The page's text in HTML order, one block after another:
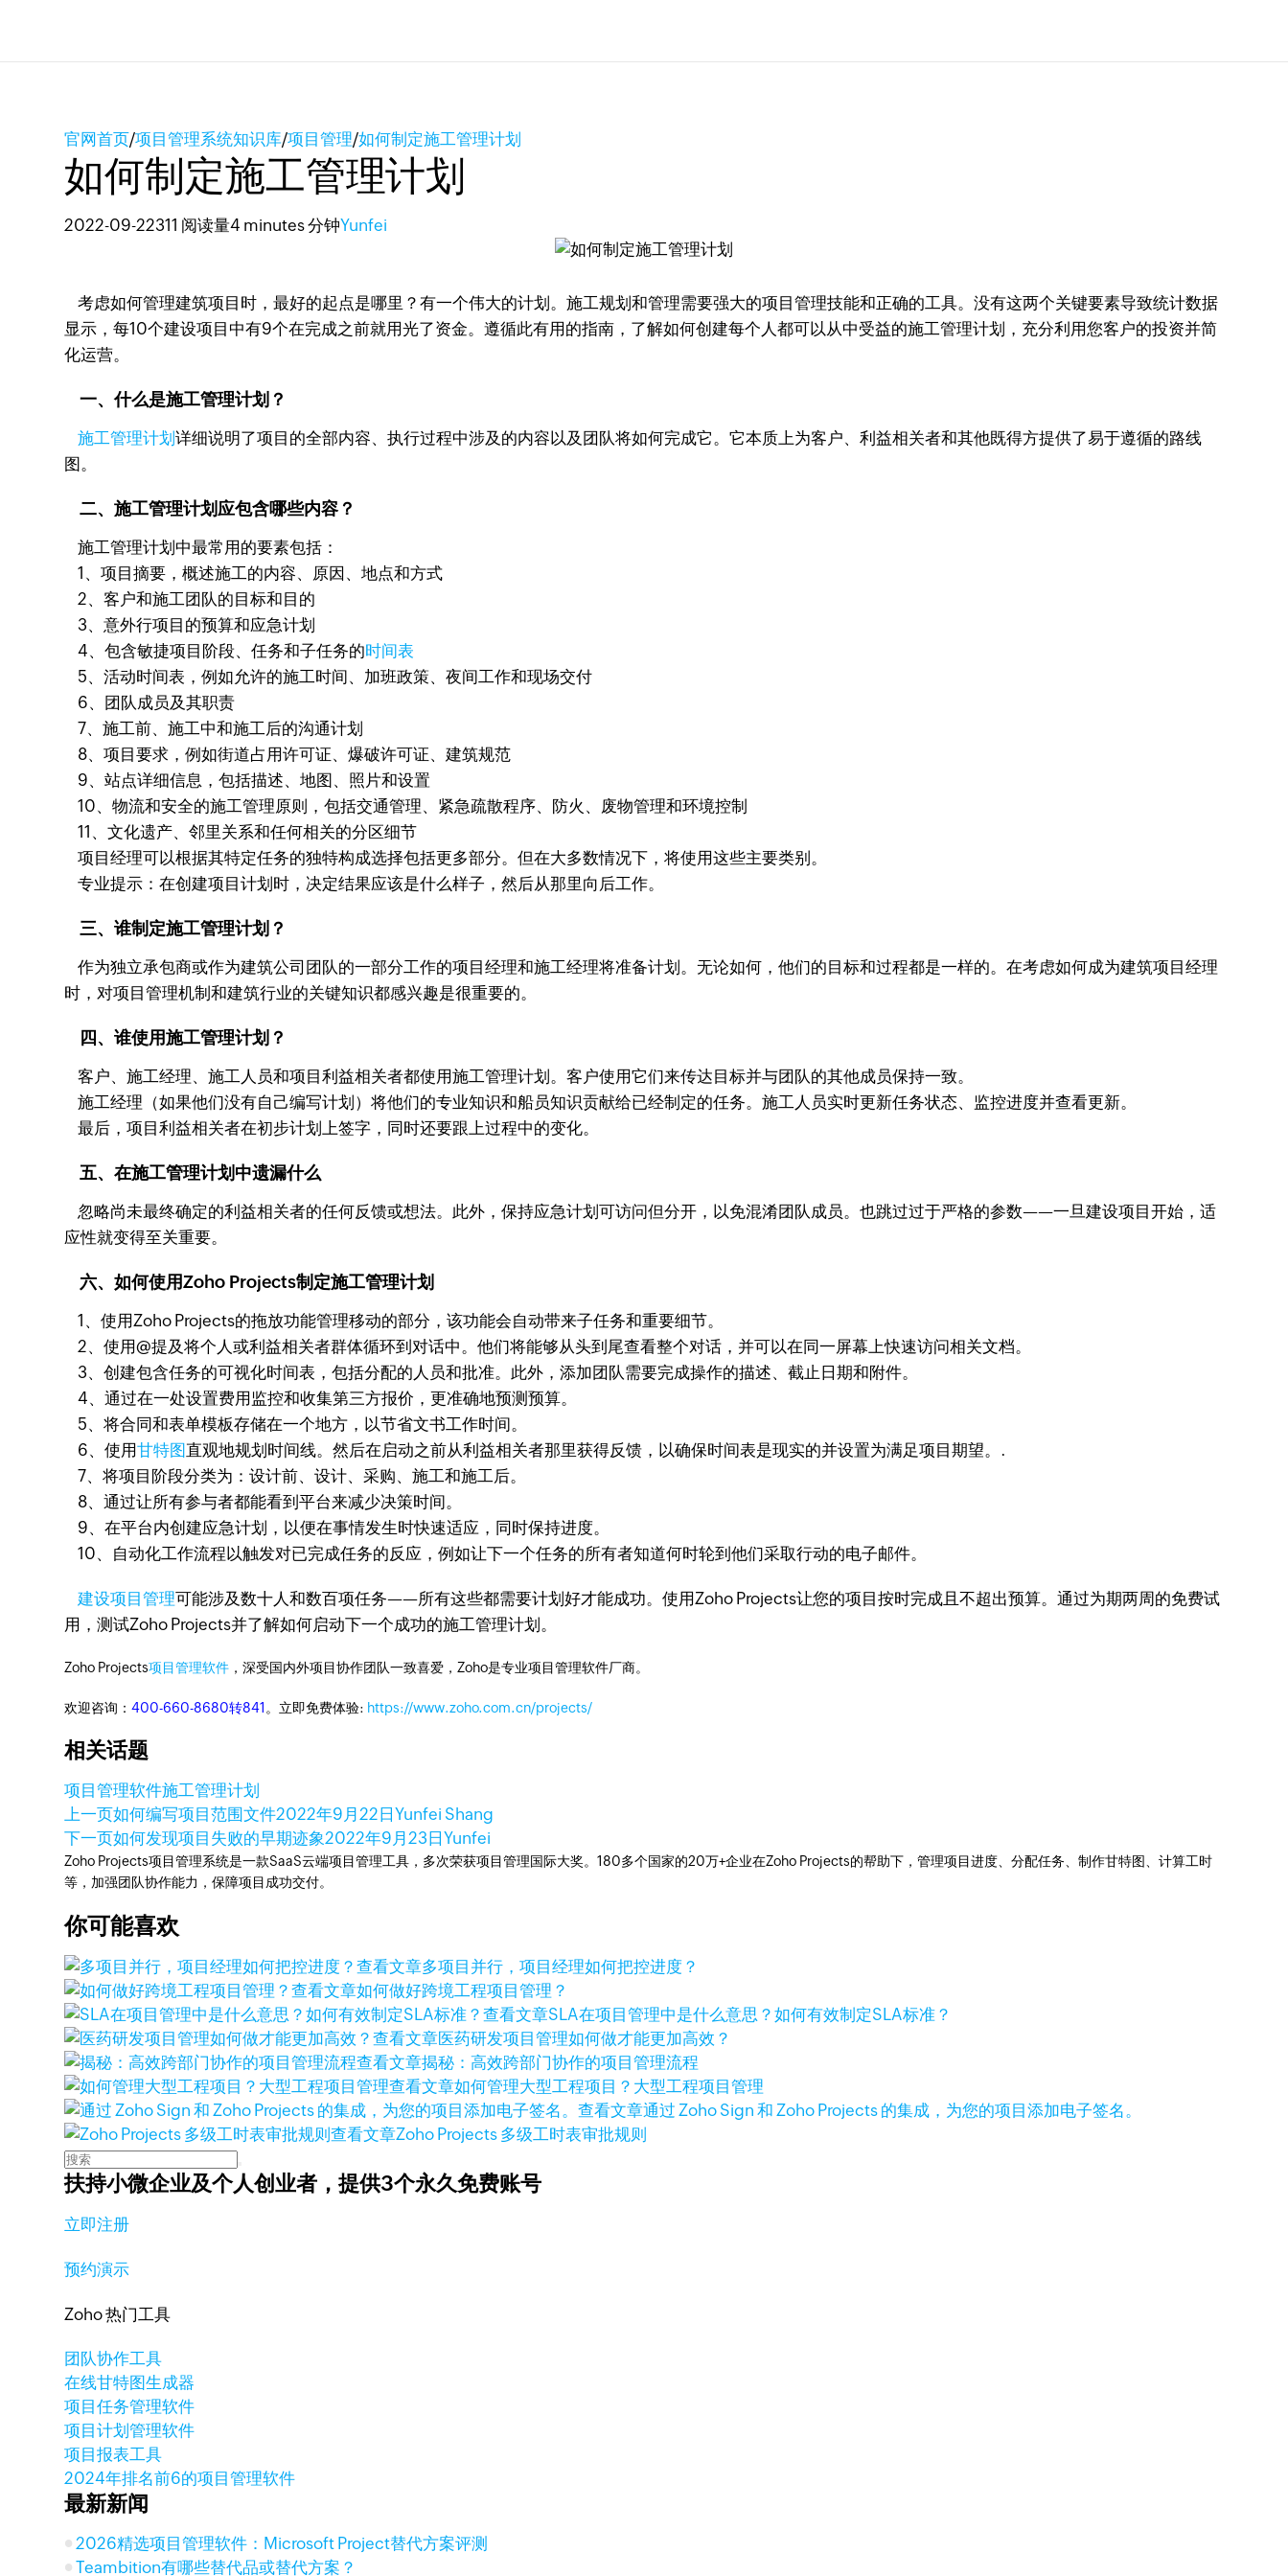
官网首页/项目管理系统知识库/项目管理/如何制定施工管理计划
如何制定施工管理计划
2022-09-22311 阅读量4 minutes 分钟Yunfei
考虑如何管理建筑项目时，最好的起点是哪里？有一个伟大的计划。施工规划和管理需要强大的项目管理技能和正确的工具。没有这两个关键要素导致统计数据
显示，每10个建设项目中有9个在完成之前就用光了资金。遵循此有用的指南，了解如何创建每个人都可以从中受益的施工管理计划，充分利用您客户的投资并简
化运营。
一、什么是施工管理计划？
施工管理计划详细说明了项目的全部内容、执行过程中涉及的内容以及团队将如何完成它。它本质上为客户、利益相关者和其他既得方提供了易于遵循的路线
图。
二、施工管理计划应包含哪些内容？
施工管理计划中最常用的要素包括：
1、项目摘要，概述施工的内容、原因、地点和方式
2、客户和施工团队的目标和目的
3、意外行项目的预算和应急计划
4、包含敏捷项目阶段、任务和子任务的时间表
5、活动时间表，例如允许的施工时间、加班政策、夜间工作和现场交付
6、团队成员及其职责
7、施工前、施工中和施工后的沟通计划
8、项目要求，例如街道占用许可证、爆破许可证、建筑规范
9、站点详细信息，包括描述、地图、照片和设置
10、物流和安全的施工管理原则，包括交通管理、紧急疏散程序、防火、废物管理和环境控制
11、文化遗产、邻里关系和任何相关的分区细节
项目经理可以根据其特定任务的独特构成选择包括更多部分。但在大多数情况下，将使用这些主要类别。
专业提示：在创建项目计划时，决定结果应该是什么样子，然后从那里向后工作。
三、谁制定施工管理计划？
作为独立承包商或作为建筑公司团队的一部分工作的项目经理和施工经理将准备计划。无论如何，他们的目标和过程都是一样的。在考虑如何成为建筑项目经理
时，对项目管理机制和建筑行业的关键知识都感兴趣是很重要的。
四、谁使用施工管理计划？
客户、施工经理、施工人员和项目利益相关者都使用施工管理计划。客户使用它们来传达目标并与团队的其他成员保持一致。
施工经理（如果他们没有自己编写计划）将他们的专业知识和船员知识贡献给已经制定的任务。施工人员实时更新任务状态、监控进度并查看更新。
最后，项目利益相关者在初步计划上签字，同时还要跟上过程中的变化。
五、在施工管理计划中遗漏什么
忽略尚未最终确定的利益相关者的任何反馈或想法。此外，保持应急计划可访问但分开，以免混淆团队成员。也跳过过于严格的参数——一旦建设项目开始，适
应性就变得至关重要。
六、如何使用Zoho Projects制定施工管理计划
1、使用Zoho Projects的拖放功能管理移动的部分，该功能会自动带来子任务和重要细节。
2、使用@提及将个人或利益相关者群体循环到对话中。他们将能够从头到尾查看整个对话，并可以在同一屏幕上快速访问相关文档。
3、创建包含任务的可视化时间表，包括分配的人员和批准。此外，添加团队需要完成操作的描述、截止日期和附件。
4、通过在一处设置费用监控和收集第三方报价，更准确地预测预算。
5、将合同和表单模板存储在一个地方，以节省文书工作时间。
6、使用甘特图 直观地规划时间线。然后在启动之前从利益相关者那里获得反馈，以确保时间表是现实的并设置为满足项目期望。.
7、将项目阶段分类为：设计前、设计、采购、施工和施工后。
8、通过让所有参与者都能看到平台来减少决策时间。
9、在平台内创建应急计划，以便在事情发生时快速适应，同时保持进度。
10、自动化工作流程以触发对已完成任务的反应，例如让下一个任务的所有者知道何时轮到他们采取行动的电子邮件。
建设项目管理可能涉及数十人和数百项任务——所有这些都需要计划好才能成功。使用Zoho Projects让您的项目按时完成且不超出预算。通过为期两周的免费试
用，测试Zoho Projects并了解如何启动下一个成功的施工管理计划。
Zoho Projects项目管理软件 ，深受国内外项目协作团队一致喜爱，Zoho是专业项目管理软件厂商。
欢迎咨询：400-660-8680转841 。立即免费体验: https://www.zoho.com.cn/projects/
相关话题
项目管理软件施工管理计划
上一页如何编写项目范围文件2022年9月22日Yunfei Shang
下一页如何发现项目失败的早期迹象2022年9月23日Yunfei
Zoho Projects项目管理系统是一款SaaS云端项目管理工具，多次荣获项目管理国际大奖。180多个国家的20万+企业在Zoho Projects的帮助下，管理项目进度、分配任务、制作甘特图、计算工时
等，加强团队协作能力，保障项目成功交付。
你可能喜欢
查看文章多项目并行，项目经理如何把控进度？
查看文章如何做好跨境工程项目管理？
查看文章SLA在项目管理中是什么意思？如何有效制定SLA标准？
查看文章医药研发项目管理如何做才能更加高效？
查看文章揭秘：高效跨部门协作的项目管理流程
查看文章如何管理大型工程项目？大型工程项目管理
查看文章通过 Zoho Sign 和 Zoho Projects 的集成，为您的项目添加电子签名。
查看文章Zoho Projects 多级工时表审批规则
扶持小微企业及个人创业者，提供3个永久免费账号
立即注册
预约演示
Zoho 热门工具
团队协作工具
在线甘特图生成器
项目任务管理软件
项目计划管理软件
项目报表工具
2024年排名前6的项目管理软件
最新新闻
2026精选项目管理软件：Microsoft Project替代方案评测
Teambition有哪些替代品或替代方案？